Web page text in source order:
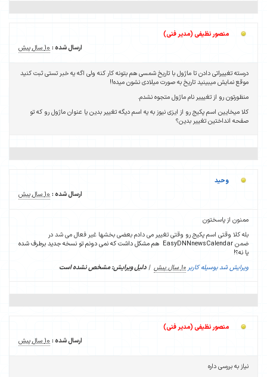
منصور نظیفی (مدیر فنی)
ارسال شده : 10 سال پیش
درسته تغییراتی دادن تا ماژول با تاریخ شمسی هم بتونه کار کنه ولی اگه یه خبر تستی ثبت کنید
موقع نمایش میبینید تاریخ به صورت میلادی نشون میده!!
منظورتون رو از تغیییر نام ماژول متجوه نشدم.
کلا میخایین اسم پکیج رو از ایزی نیوز به یه اسم دیگه تغییر بدین یا عنوان ماژول رو که تو
صفحه انداختین تغییر بدین؟
وحید
ارسال شده : 10 سال پیش
ممنون از پاسختون
بله کلا وقتی اسم پکیج رو وقتی تغییر می دادم بعضی بخشها غیر فعال می شد در
ضمنEasyDNNnewsCalendar هم مشکل داشت که نمی دونم تو نسخه جدید برطرف شده
یا نه؟!
ویرایش شد بوسیله کاربر 10 سال پیش |دلیل ویرایش: مشخص نشده است
منصور نظیفی (مدیر فنی)
ارسال شده : 10 سال پیش
نیاز به بررسی داره